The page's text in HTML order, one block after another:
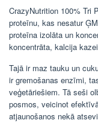
CrazyNutrition 100% Tri
proteīnu, kas nesatur
proteīna izolāta un
koncentrāta, kalcija
Tajā ir maz tauku un
ir gremošanas enzīmi,
veģetāriešiem. Tā seši
posmos, veicinot
atjaunošanos nekā